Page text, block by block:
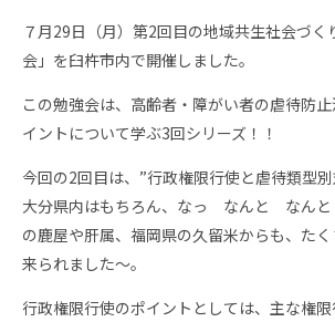
７月29日（月）第2回目の地域共生社会づく
会」を臼杵市内で開催しました。
この勉強会は、高齢者・障がい者の虐待防
イントについて学ぶ3回シリーズ！！
今回の2回目は、”行政権限行使と虐待類型別
大分県内はもちろん、なっ なんと なん
の鹿屋や肝属、福岡県の久留米からも、た
来られました～。
行政権限行使のポイントとしては、主な権